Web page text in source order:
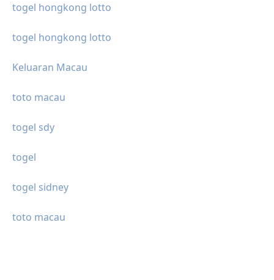
togel hongkong lotto
togel hongkong lotto
Keluaran Macau
toto macau
togel sdy
togel
togel sidney
toto macau